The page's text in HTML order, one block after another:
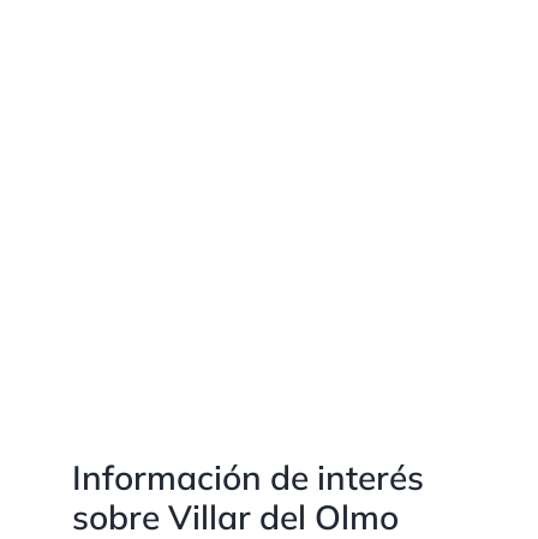
Información de interés
sobre Villar del Olmo